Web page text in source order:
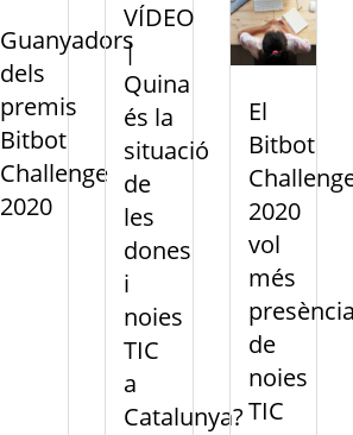
Guanyadors
dels
premis
Bitbot
Challenge
2020
VÍDEO
|
Quina
és la
situació
de
les
dones
i
noies
TIC
a
Catalunya?
El
Bitbot
2020
vol
més
de
noies
TIC